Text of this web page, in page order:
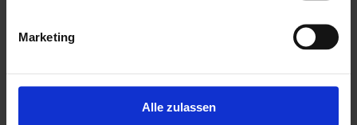
Marketing
Alle zulassen
pulverbeschichtet: Dank ihrer Oberflächenbehandlung sind
geschützt.